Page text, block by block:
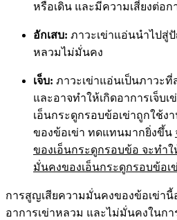
หรือเดิน และมีความเสี่ยงต่อก
อักเสบ: ภาวะเข่าแอ่นนำไปสู่
หลวมไม่มั่นคง
เจ็บ: ภาวะเข่าแอ่นเป็นภาวะที่
และอาจทำให้เกิดอาการเจ็บเ
เอ็นกระดูกรอบข้อเข่าถูกใช้ง
ของข้อเข่า ทดแทนมากยิ่งขึ้น
ของเอ็นกระดูกรอบข้อ จะทำ
มั่นคงของเอ็นกระดูกรอบข้อเ
การสูญเสียความมั่นคงของข้อเข่านี้
อาการเข่าหลวม และไม่มั่นคงในกา